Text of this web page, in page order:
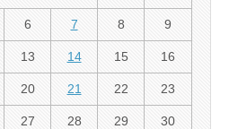
6 7 8 9
13 14 15 16
20 21 22 23
27 28 29 30